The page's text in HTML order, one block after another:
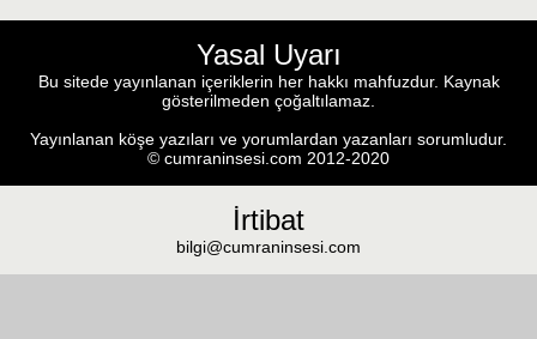
Yasal Uyarı
Bu sitede yayınlanan içeriklerin her hakkı mahfuzdur. Kaynak
gösterilmeden çoğaltılamaz.
Yayınlanan köşe yazıları ve yorumlardan yazanları sorumludur.
© cumraninsesi.com 2012-2020
İrtibat
bilgi@cumraninsesi.com